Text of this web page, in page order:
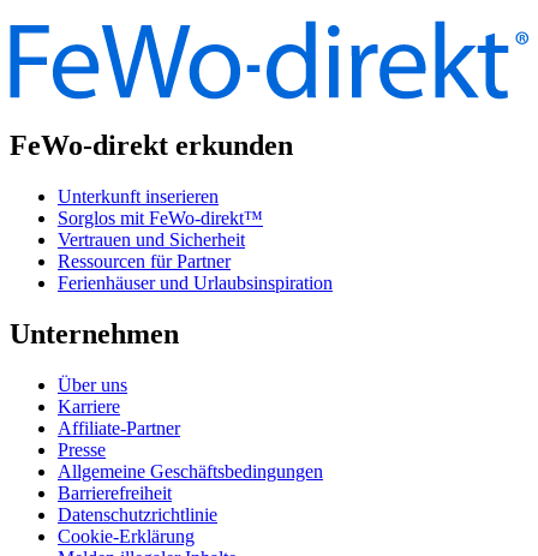
FeWo-direkt erkunden
Unterkunft inserieren
Sorglos mit FeWo-direkt™
Vertrauen und Sicherheit
Ressourcen für Partner
Ferienhäuser und Urlaubsinspiration
Unternehmen
Über uns
Karriere
Affiliate-Partner
Presse
Allgemeine Geschäftsbedingungen
Barrierefreiheit
Datenschutzrichtlinie
Cookie-Erklärung